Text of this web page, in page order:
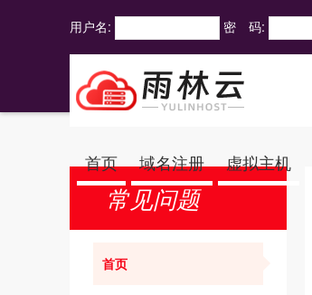
用户名: 密 码:
首页 域名注册 虚拟主机
常见问题
首页